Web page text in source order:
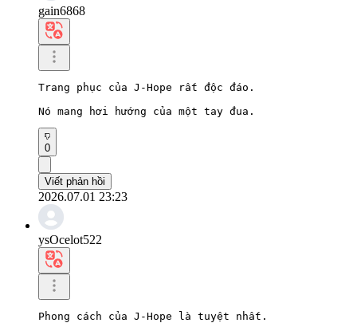
gain6868
Trang phục của J-Hope rất độc đáo.
Nó mang hơi hướng của một tay đua.
0
Viết phản hồi
2026.07.01 23:23
ysOcelot522
Phong cách của J-Hope là tuyệt nhất.